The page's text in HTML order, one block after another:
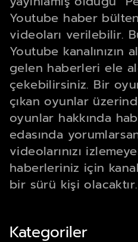
Youtube haber
videoları verilebilir.
Youtube kanalınızın
gelen haberleri ele
çekebilirsiniz. Bir
çıkan oyunlar
oyunlar hakkında
edasında
videolarınızı
haberleriniz için
bir sürü kişi olacaktır.
Kategoriler